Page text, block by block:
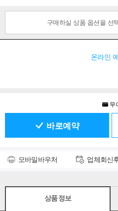
구매하실 상품 옵션을 선
온라인
무
바로예약
모바일바우처 업체회신
상품 정보